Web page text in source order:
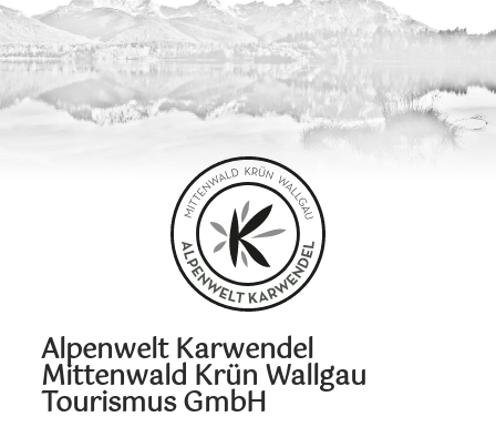
Alpenwelt Karwendel
Mittenwald Krün Wallgau
Tourismus GmbH